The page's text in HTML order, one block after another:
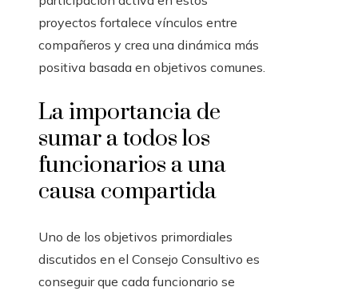
proyectos fortalece vínculos entre
compañeros y crea una dinámica más
positiva basada en objetivos comunes.
La importancia de
sumar a todos los
funcionarios a una
causa compartida
Uno de los objetivos primordiales
discutidos en el Consejo Consultivo es
conseguir que cada funcionario se